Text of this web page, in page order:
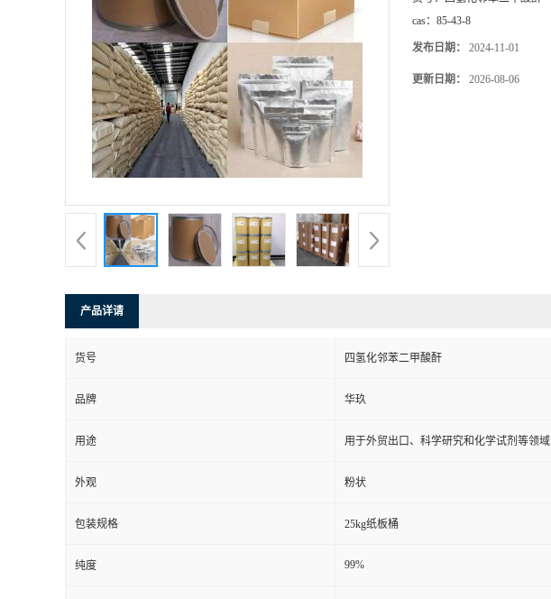
cas： 85-43-8
发布日期： 2024-11-01
更新日期： 2026-08-06
产品详请
货号 四氢化邻苯二甲酸酐
品牌 华玖
用途 用于外贸出口、科学研究和化学试剂等领域
外观 粉状
包装规格 25kg纸板桶
纯度 99%